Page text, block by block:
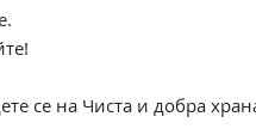
се на Чиста и добра